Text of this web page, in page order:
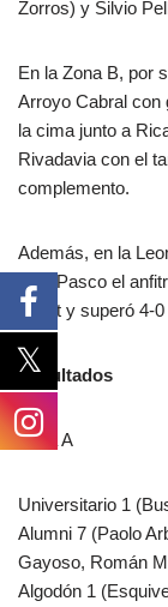
Zorros) y Silvio
En la Zona B, por
Arroyo Cabral con
la cima junto a
Rivadavia con el
complemento.
Además, en la
y en Pasco el
debut y superó 4-
Resultados
Zona A
Universitario 1
Alumni 7 (Paolo
Gayoso, Román
Algodón 1